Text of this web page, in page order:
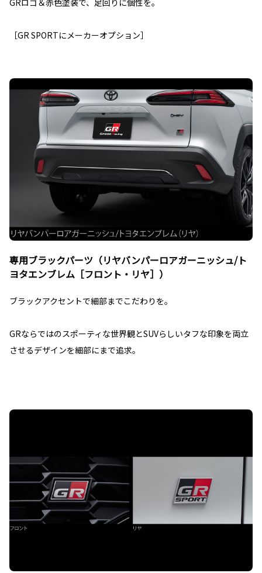
GRロゴ＆赤色塗装で、足回りに個性を。
［GR SPORTにメーカーオプション］
専用ブラックパーツ（リヤバンパーロアガーニッシュ/ト
ヨタエンブレム［フロント・リヤ］）
ブラックアクセントで細部までこだわりを。
GRならではのスポーティな世界観とSUVらしいタフな印象を両立
させるデザインを細部にまで追求。